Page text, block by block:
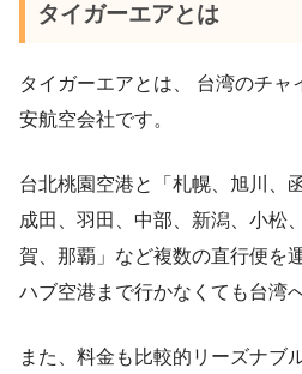
タイガーエアとは
タイガーエアとは、 台湾のチャ
安航空会社です。
台北桃園空港と「札幌、旭川、
成田、羽田、中部、新潟、小松
賀、那覇」など複数の直行便を
ハブ空港まで行かなくても台湾
また、料金も比較的リーズナブ